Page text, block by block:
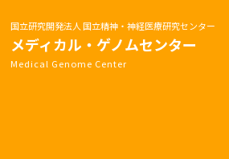
国立研究開発法人 国立精神・神経医療研究センター
メディカル・ゲノムセンター
Medical Genome Center